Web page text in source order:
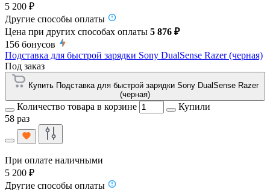
5 200 ₽
Другие способы оплаты
Цена при других способах оплаты 5 876 ₽
156 бонусов
Подставка для быстрой зарядки Sony DualSense Razer (черная)
Под заказ
Купить Подставка для быстрой зарядки Sony DualSense Razer
(черная)
Количество товара в корзине
Купили
58 раз
При оплате наличными
5 200 ₽
Другие способы оплаты